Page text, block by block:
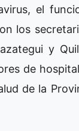
el
los
y
de
de la